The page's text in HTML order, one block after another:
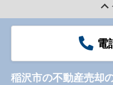
電
稲沢市の不動産売却